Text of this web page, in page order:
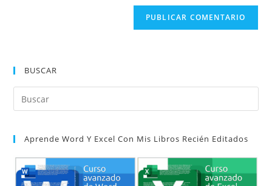
(opcional)
BUSCAR
Aprende Word Y Excel Con Mis Libros Recién Editados